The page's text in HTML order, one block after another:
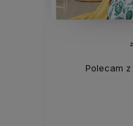
Polecam